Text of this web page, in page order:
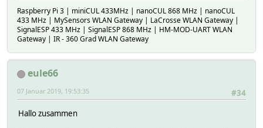
Raspberry Pi 3 | miniCUL 433MHz | nanoCUL 868 MHz | nanoCUL
433 MHz | MySensors WLAN Gateway | LaCrosse WLAN Gateway |
SignalESP 433 MHz | SignalESP 868 MHz | HM-MOD-UART WLAN
Gateway | IR - 360 Grad WLAN Gateway
eule66
#34
07 Januar 2019, 19:53:35
Hallo zusammen